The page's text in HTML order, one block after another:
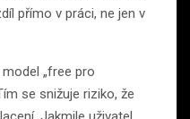
přímo v práci, ne jen v
„free pro
se snižuje riziko, že